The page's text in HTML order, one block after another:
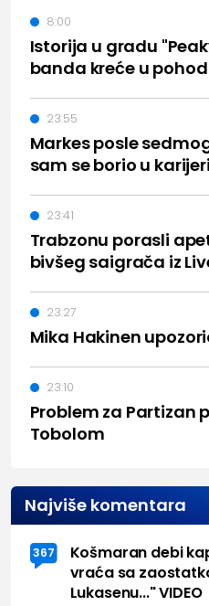
Istorija u gradu
banda kreće u
8:00
Markes posle
sam se borio u
23:55
Trabzonu porasli
bivšeg saigrača iz
23:41
Mika Hakinen
23:27
Problem za Partizan
Tobolom
23:10
Najviše komentara
367
Košmaran debi
vraća sa
Lukasenu..." VIDEO